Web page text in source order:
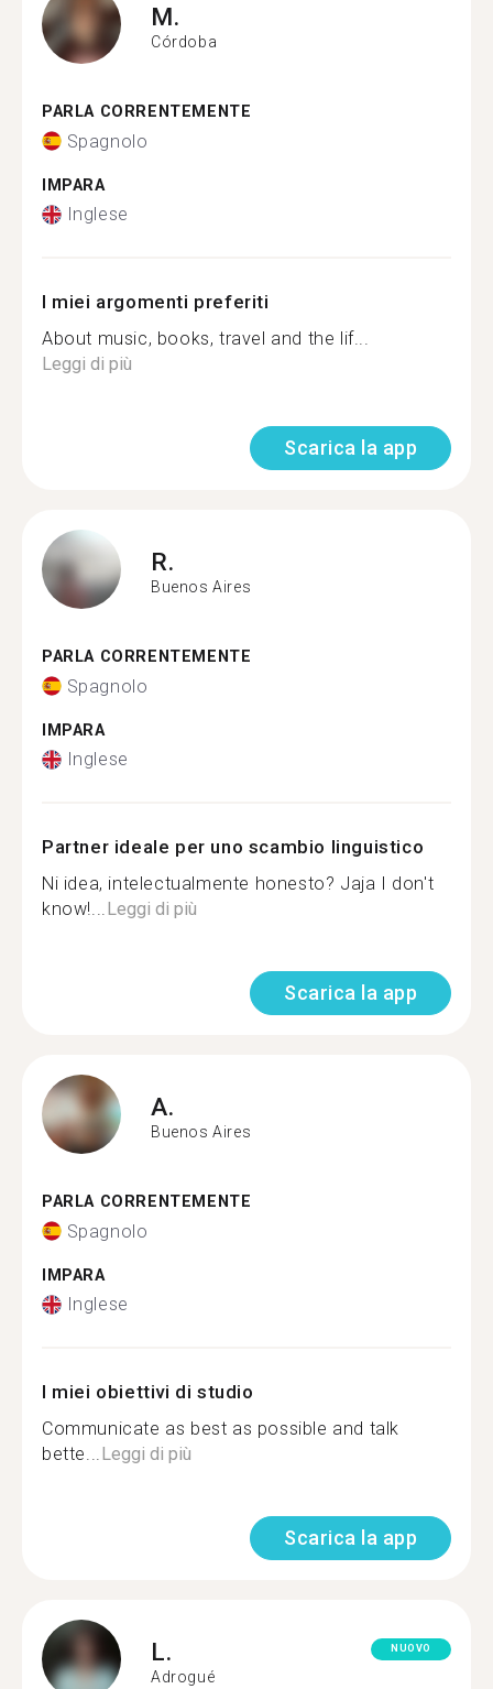
M.
Córdoba
PARLA CORRENTEMENTE
Spagnolo
IMPARA
Inglese
I miei argomenti preferiti
About music, books, travel and the lif...
Leggi di più
Scarica la app
R.
Buenos Aires
PARLA CORRENTEMENTE
Spagnolo
IMPARA
Inglese
Partner ideale per uno scambio linguistico
Ni idea, intelectualmente honesto? Jaja I don't
know!...Leggi di più
Scarica la app
A.
Buenos Aires
PARLA CORRENTEMENTE
Spagnolo
IMPARA
Inglese
I miei obiettivi di studio
Communicate as best as possible and talk
bette...Leggi di più
Scarica la app
L.
Adrogué
NUOVO